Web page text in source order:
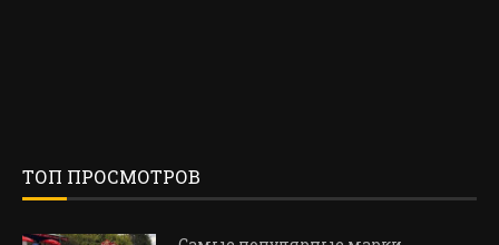
ТОП ПРОСМОТРОВ